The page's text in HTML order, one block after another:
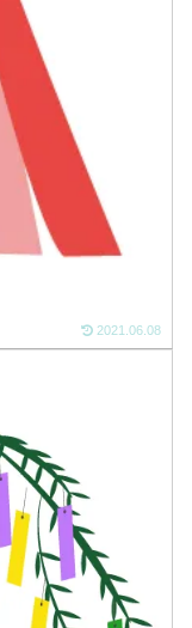
2021.06.08